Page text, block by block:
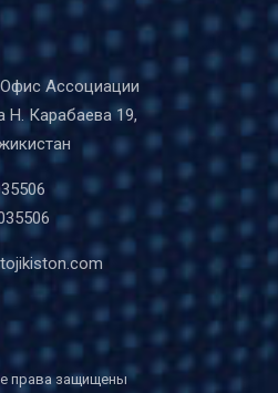
Ассоциации
Н. Карабаева 19,
права защищены